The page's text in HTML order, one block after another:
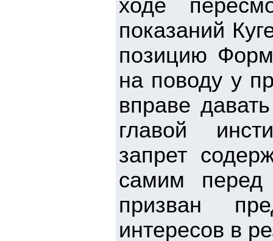
ходе
показаний
позицию
на поводу у
вправе
главой
запрет
самим перед
призван
интересов в